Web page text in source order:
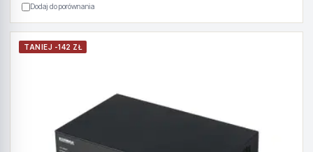
Dodaj do porównania
TANIEJ -142 ZŁ